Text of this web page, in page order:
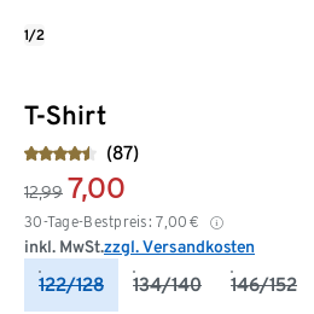
T-Shirt
(87)
12,99 7,00
30-Tage-Bestpreis: 7,00 €
inkl. MwSt.zzgl. Versandkosten
122/128 134/140 146/152
1/2